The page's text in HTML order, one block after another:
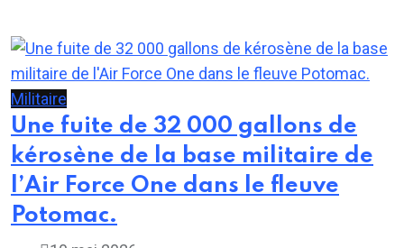
Militaire
Une fuite de 32 000 gallons de
kérosène de la base militaire de
l’Air Force One dans le fleuve
Potomac.